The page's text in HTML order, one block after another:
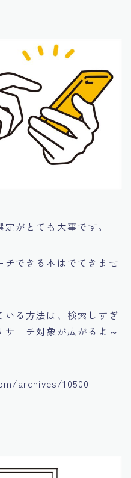
がとても大事です。
チできる本はでてきませ
いる方法は、検索しすぎ
ーチ対象が広がるよ～
archives/10500